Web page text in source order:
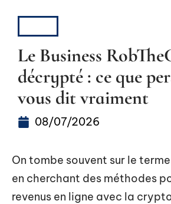
Le Business
décrypté : ce que
vous dit vraiment
08/07/2026
On tombe souvent sur le
en cherchant des méthodes
revenus en ligne avec la